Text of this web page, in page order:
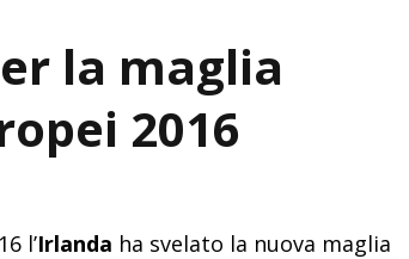
la maglia
2016
l’Irlanda ha svelato la nuova maglia